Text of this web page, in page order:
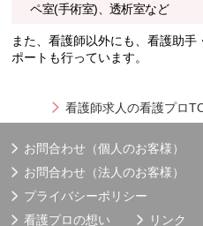
ペ室(手術室)、透析室など
また、看護師以外にも、看護助
ポートも行っています。
看護師求人の看護プロ
お問合わせ（個人のお客様）
お問合わせ（法人のお客様）
プライバシーポリシー
看護プロの想い
リンク